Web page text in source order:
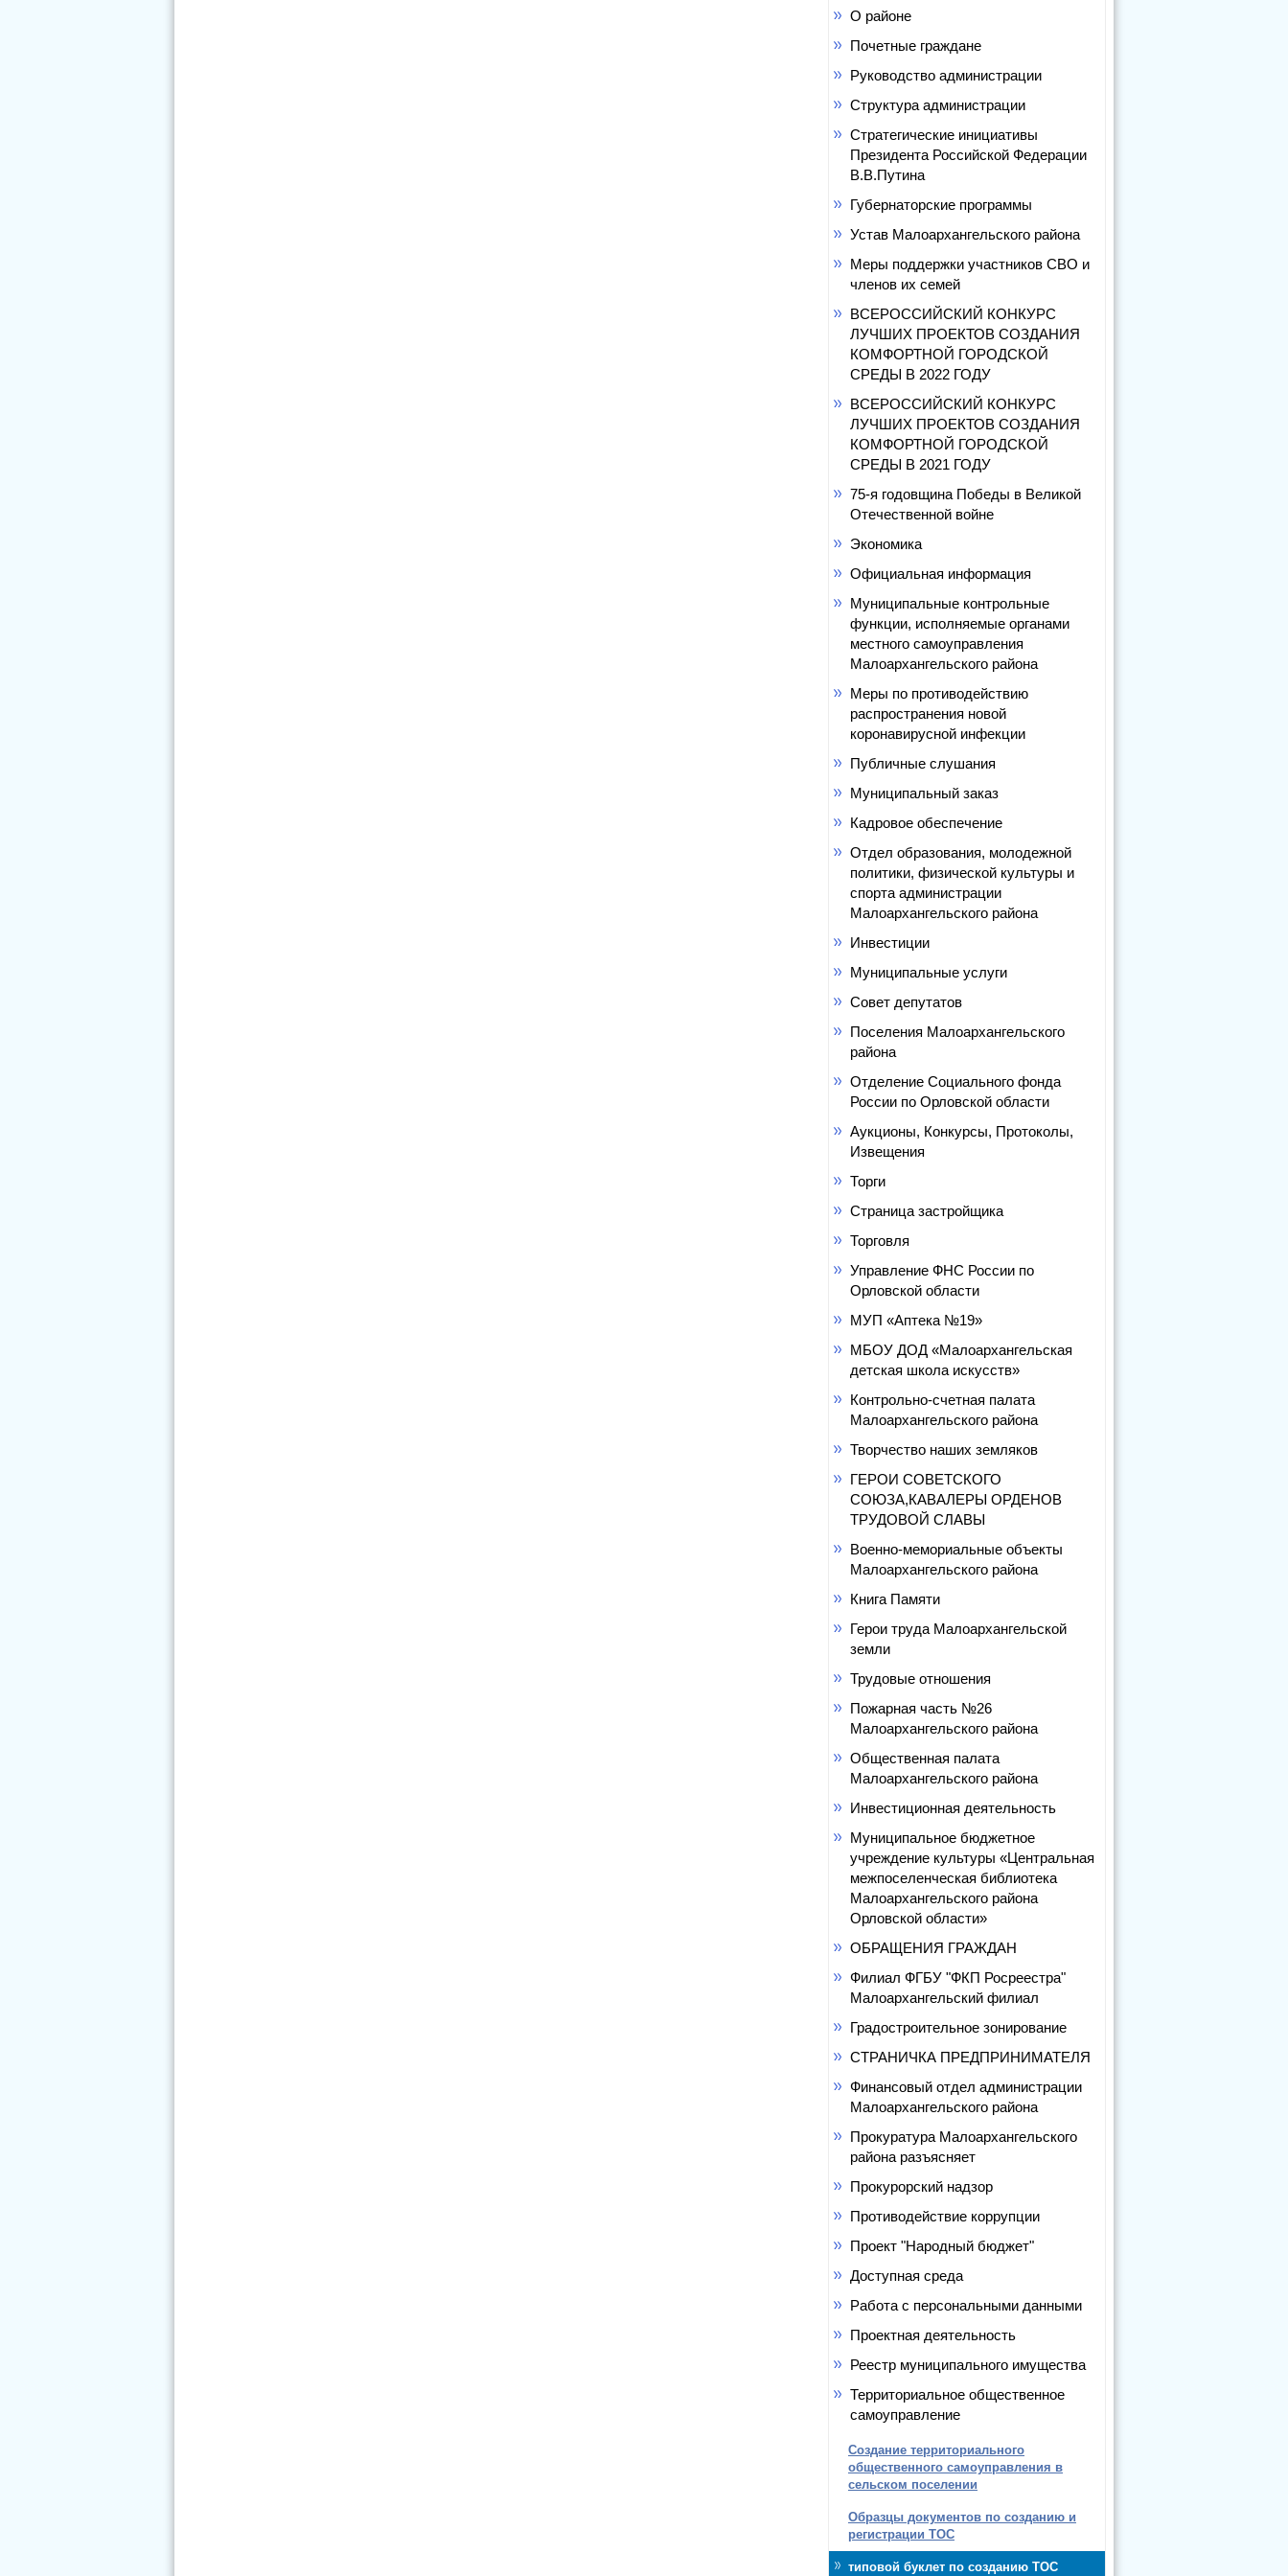
О районе
Почетные граждане
Руководство администрации
Структура администрации
Стратегические инициативы
Президента Российской Федерации
В.В.Путина
Губернаторские программы
Устав Малоархангельского района
Меры поддержки участников СВО и
членов их семей
ВСЕРОССИЙСКИЙ КОНКУРС
ЛУЧШИХ ПРОЕКТОВ СОЗДАНИЯ
КОМФОРТНОЙ ГОРОДСКОЙ
СРЕДЫ В 2022 ГОДУ
ВСЕРОССИЙСКИЙ КОНКУРС
ЛУЧШИХ ПРОЕКТОВ СОЗДАНИЯ
КОМФОРТНОЙ ГОРОДСКОЙ
СРЕДЫ В 2021 ГОДУ
75-я годовщина Победы в Великой
Отечественной войне
Экономика
Официальная информация
Муниципальные контрольные
функции, исполняемые органами
местного самоуправления
Малоархангельского района
Меры по противодействию
распространения новой
коронавирусной инфекции
Публичные слушания
Муниципальный заказ
Кадровое обеспечение
Отдел образования, молодежной
политики, физической культуры и
спорта администрации
Малоархангельского района
Инвестиции
Муниципальные услуги
Совет депутатов
Поселения Малоархангельского
района
Отделение Социального фонда
России по Орловской области
Аукционы, Конкурсы, Протоколы,
Извещения
Торги
Страница застройщика
Торговля
Управление ФНС России по
Орловской области
МУП «Аптека №19»
МБОУ ДОД «Малоархангельская
детская школа искусств»
Контрольно-счетная палата
Малоархангельского района
Творчество наших земляков
ГЕРОИ СОВЕТСКОГО
СОЮЗА,КАВАЛЕРЫ ОРДЕНОВ
ТРУДОВОЙ СЛАВЫ
Военно-мемориальные объекты
Малоархангельского района
Книга Памяти
Герои труда Малоархангельской
земли
Трудовые отношения
Пожарная часть №26
Малоархангельского района
Общественная палата
Малоархангельского района
Инвестиционная деятельность
Муниципальное бюджетное
учреждение культуры «Центральная
межпоселенческая библиотека
Малоархангельского района
Орловской области»
ОБРАЩЕНИЯ ГРАЖДАН
Филиал ФГБУ "ФКП Росреестра"
Малоархангельский филиал
Градостроительное зонирование
СТРАНИЧКА ПРЕДПРИНИМАТЕЛЯ
Финансовый отдел администрации
Малоархангельского района
Прокуратура Малоархангельского
района разъясняет
Прокурорский надзор
Противодействие коррупции
Проект "Народный бюджет"
Доступная среда
Работа с персональными данными
Проектная деятельность
Реестр муниципального имущества
Территориальное общественное
самоуправление
Создание территориального
общественного самоуправления в
сельском поселении
Образцы документов по созданию и
регистрации ТОС
типовой буклет по созданию ТОС